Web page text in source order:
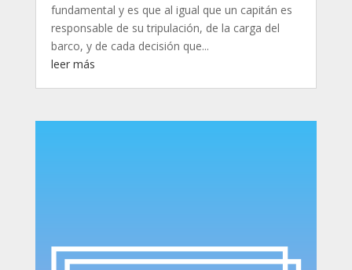
fundamental y es que al igual que un capitán es
responsable de su tripulación, de la carga del
barco, y de cada decisión que...
leer más